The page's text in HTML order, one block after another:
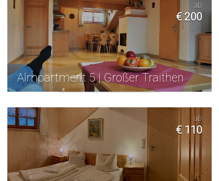
Almpartment 5 | Großer Traithen
ab
€ 200
ab
€ 110